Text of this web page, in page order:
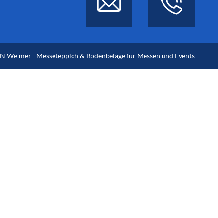
Weimer - Messeteppich & Bodenbeläge für Messen und Events